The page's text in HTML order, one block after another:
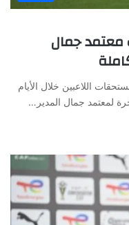
جمال
اللاعبين خلال الأيام
لمعتمد جمال المدير…